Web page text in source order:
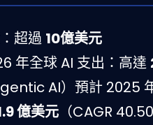
超過 10億美元
年全球 AI 支出：高達
AI）預計 2025
億美元 （CAGR